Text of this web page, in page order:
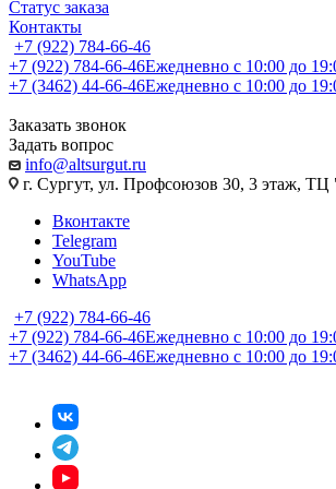
Статус заказа
Контакты
+7 (922) 784-66-46
+7 (922) 784-66-46Ежедневно с 10:00 до
+7 (3462) 44-66-46Ежедневно с 10:00 до
Заказать звонок
Задать вопрос
info@altsurgut.ru
г. Сургут, ул. Профсоюзов 30, 3 этаж,
Вконтакте
Telegram
YouTube
WhatsApp
+7 (922) 784-66-46
+7 (922) 784-66-46Ежедневно с 10:00 до
+7 (3462) 44-66-46Ежедневно с 10:00 до